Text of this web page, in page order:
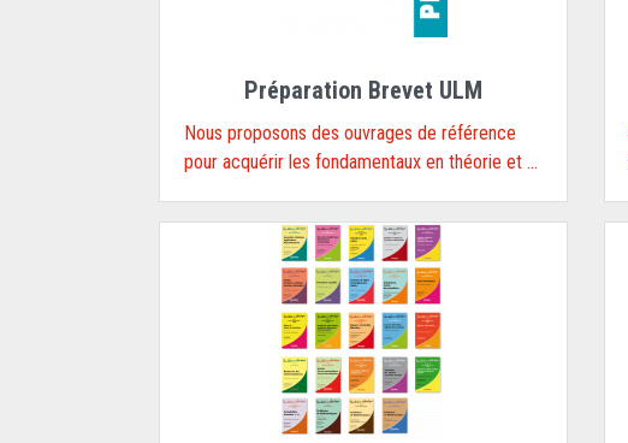
Préparation Brevet ULM
Nous proposons des ouvrages de référence
pour acquérir les fondamentaux en théorie et ...